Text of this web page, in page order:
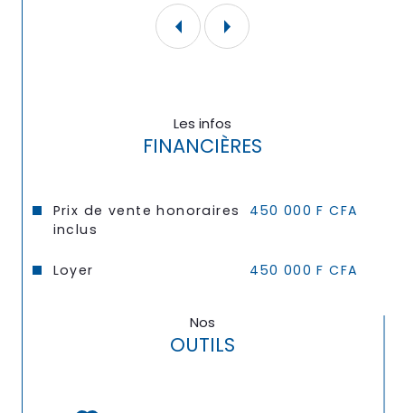
Les infos
FINANCIÈRES
Prix de vente honoraires
inclus
450 000 F CFA
Loyer 450 000 F CFA
Nos
OUTILS